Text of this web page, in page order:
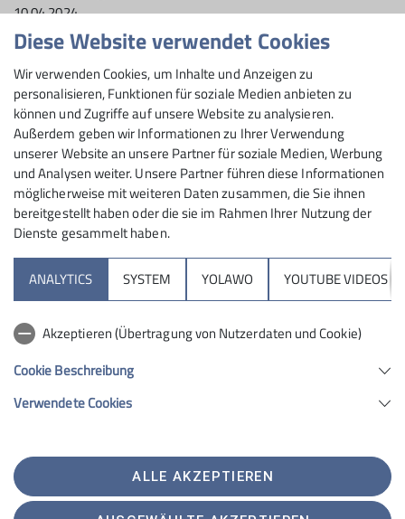
10.04.2024
Am Sonntag, den 14.04.2024 wird der Tag des
Baumes begangen. Dazu lädt die ARGE der Tuttlinger
Wander- und Umweltschutzvereine herzlich ein.
Die Tuttlinger treffen sich zu einer gemeinsamen
Wanderung in den Nendinger Schulwald. Im
Schulwald pflanzt der Schwäbische Albverein SAV eine
Mehlbeere. Anschließend findet eine Einkehr beim SAV
in Nendingen statt.
Die Mehlbeere wurde zum "
ausgerufen. Der lichtliebende Pionierbaum ist auf
kalkigen und trockenen Standorten zu finden. In
eher bedeutungslos, gewinnt die Fähigkeit
Trockenperioden zu ertragen, immer mehr an
Diese Website verwendet Cookies
Wir verwenden Cookies, um Inhalte und Anzeigen zu
personalisieren, Funktionen für soziale Medien anbieten zu
können und Zugriffe auf unsere Website zu analysieren.
Außerdem geben wir Informationen zu Ihrer Verwendung
unserer Website an unsere Partner für soziale Medien, Werbung
und Analysen weiter. Unsere Partner führen diese Informationen
möglicherweise mit weiteren Daten zusammen, die Sie ihnen
bereitgestellt haben oder die sie im Rahmen Ihrer Nutzung der
Dienste gesammelt haben.
ANALYTICS SYSTEM YOLAWO YOUTUBE VIDEOS
Akzeptieren (Übertragung von Nutzerdaten und Cookie)
Cookie Beschreibung
Verwendete Cookies
ALLE AKZEPTIEREN